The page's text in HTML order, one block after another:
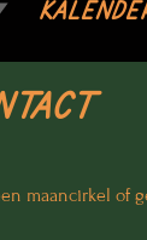
maancirkel of